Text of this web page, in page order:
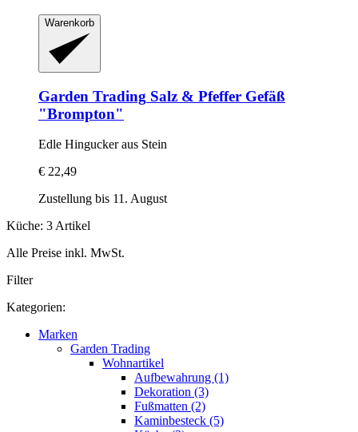
Warenkorb
Garden Trading Salz & Pfeffer Gefäß
"Brompton"
Edle Hingucker aus Stein
€ 22,49
Zustellung bis 11. August
Küche: 3 Artikel
Alle Preise inkl. MwSt.
Filter
Kategorien:
Marken
Garden Trading
Wohnartikel
Aufbewahrung (1)
Dekoration (3)
Fußmatten (2)
Kaminbesteck (5)